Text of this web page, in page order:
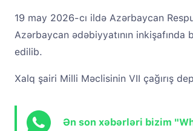
19 may 2026-cı ildə Azərbaycan
Azərbaycan ədəbiyyatının
edilib.
Xalq şairi Milli Məclisinin VII çağırış
Ən son xəbərləri bizim